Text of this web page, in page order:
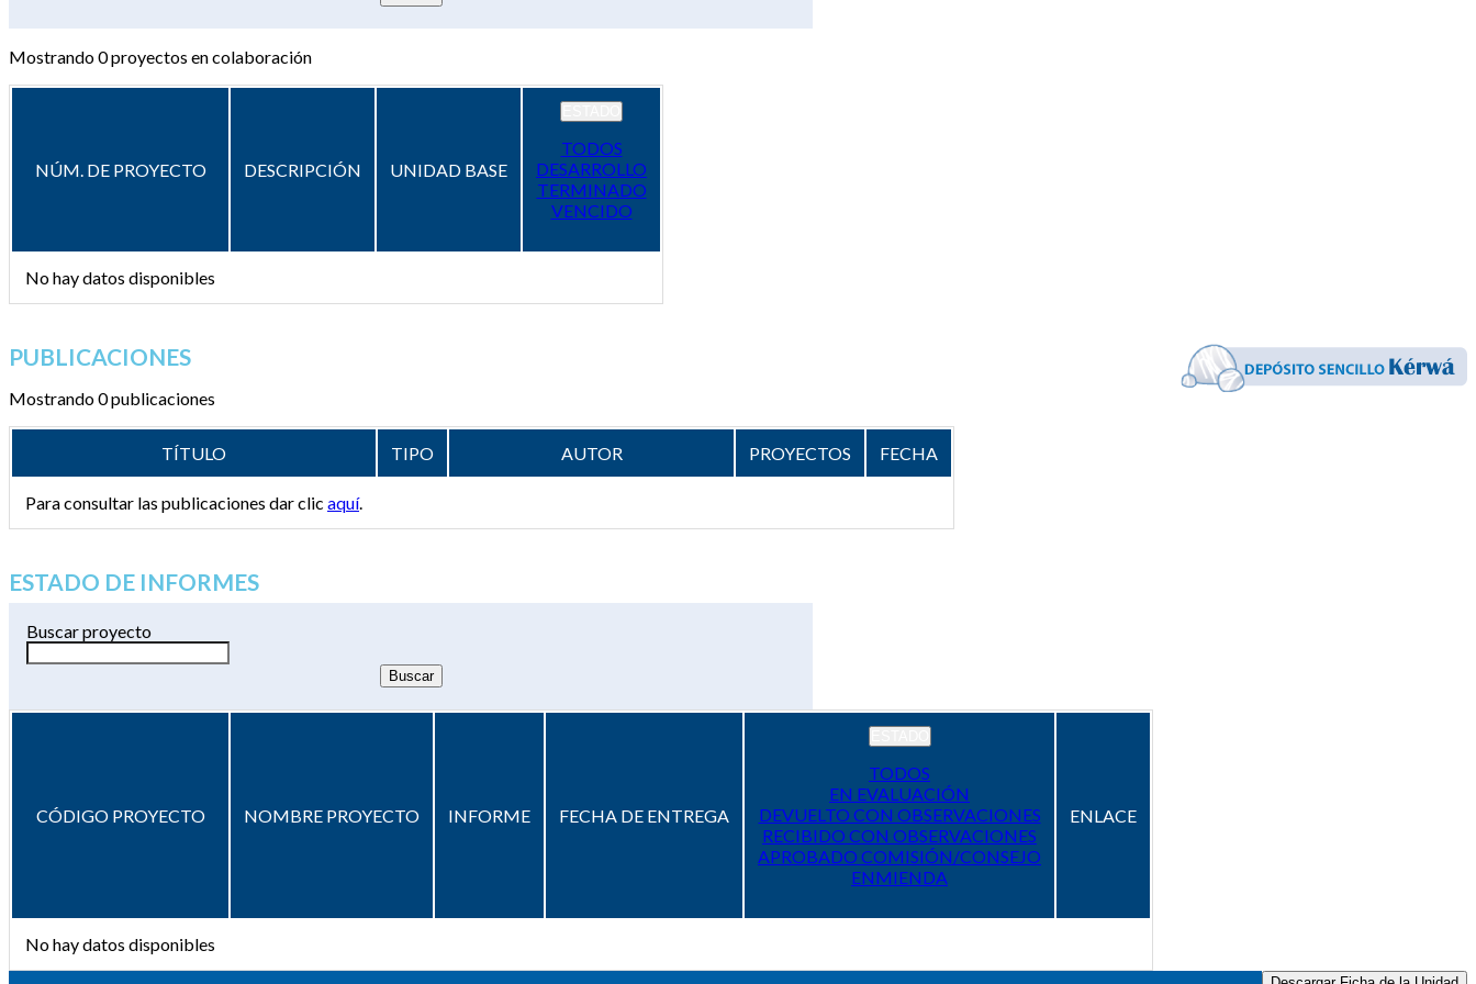
Mostrando0proyectos en colaboración
NÚM. DE PROYECTO DESCRIPCIÓN UNIDAD BASE
TODOS
DESARROLLO
TERMINADO
VENCIDO
No hay datos disponibles
PUBLICACIONES
Mostrando 0 publicaciones
TÍTULO TIPO AUTOR PROYECTOS FECHA
Para consultar las publicaciones dar clic aquí.
ESTADO DE INFORMES
Buscar proyecto
CÓDIGO PROYECTO NOMBRE PROYECTO INFORME FECHA DE ENTREGA
TODOS
EN EVALUACIÓN
DEVUELTO CON OBSERVACIONES
RECIBIDO CON OBSERVACIONES
APROBADO COMISIÓN/CONSEJO
ENMIENDA
ENLACE
No hay datos disponibles